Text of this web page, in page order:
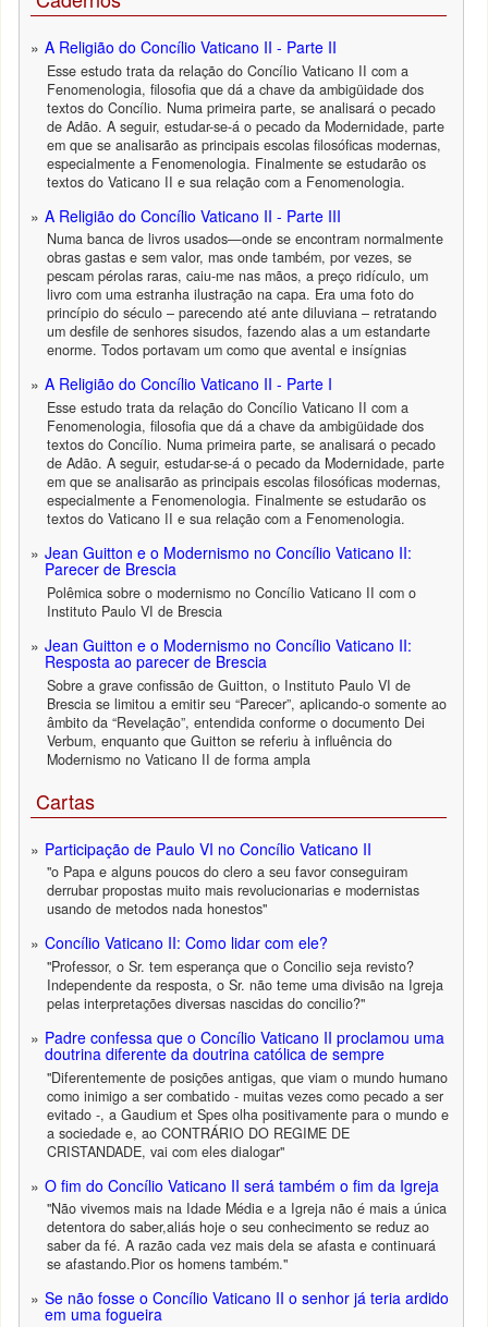
A Religião do Concílio Vaticano II - Parte II
Esse estudo trata da relação do Concílio Vaticano II com a
Fenomenologia, filosofia que dá a chave da ambigüidade dos
textos do Concílio. Numa primeira parte, se analisará o pecado
de Adão. A seguir, estudar-se-á o pecado da Modernidade, parte
em que se analisarão as principais escolas filosóficas modernas,
especialmente a Fenomenologia. Finalmente se estudarão os
textos do Vaticano II e sua relação com a Fenomenologia.
A Religião do Concílio Vaticano II - Parte III
Numa banca de livros usados—onde se encontram normalmente
obras gastas e sem valor, mas onde também, por vezes, se
pescam pérolas raras, caiu-me nas mãos, a preço ridículo, um
livro com uma estranha ilustração na capa. Era uma foto do
princípio do século – parecendo até ante diluviana – retratando
um desfile de senhores sisudos, fazendo alas a um estandarte
enorme. Todos portavam um como que avental e insígnias
A Religião do Concílio Vaticano II - Parte I
Esse estudo trata da relação do Concílio Vaticano II com a
Fenomenologia, filosofia que dá a chave da ambigüidade dos
textos do Concílio. Numa primeira parte, se analisará o pecado
de Adão. A seguir, estudar-se-á o pecado da Modernidade, parte
em que se analisarão as principais escolas filosóficas modernas,
especialmente a Fenomenologia. Finalmente se estudarão os
textos do Vaticano II e sua relação com a Fenomenologia.
Jean Guitton e o Modernismo no Concílio Vaticano II:
Parecer de Brescia
Polêmica sobre o modernismo no Concílio Vaticano II com o
Instituto Paulo VI de Brescia
Jean Guitton e o Modernismo no Concílio Vaticano II:
Resposta ao parecer de Brescia
Sobre a grave confissão de Guitton, o Instituto Paulo VI de
Brescia se limitou a emitir seu “Parecer”, aplicando-o somente ao
âmbito da “Revelação”, entendida conforme o documento Dei
Verbum, enquanto que Guitton se referiu à influência do
Modernismo no Vaticano II de forma ampla
Cartas
Participação de Paulo VI no Concílio Vaticano II
"o Papa e alguns poucos do clero a seu favor conseguiram
derrubar propostas muito mais revolucionarias e modernistas
usando de metodos nada honestos"
Concílio Vaticano II: Como lidar com ele?
"Professor, o Sr. tem esperança que o Concilio seja revisto?
Independente da resposta, o Sr. não teme uma divisão na Igreja
pelas interpretações diversas nascidas do concilio?"
Padre confessa que o Concílio Vaticano II proclamou uma
doutrina diferente da doutrina católica de sempre
"Diferentemente de posições antigas, que viam o mundo humano
como inimigo a ser combatido - muitas vezes como pecado a ser
evitado -, a Gaudium et Spes olha positivamente para o mundo e
a sociedade e, ao CONTRÁRIO DO REGIME DE
CRISTANDADE, vai com eles dialogar"
O fim do Concílio Vaticano II será também o fim da Igreja
"Não vivemos mais na Idade Média e a Igreja não é mais a única
detentora do saber,aliás hoje o seu conhecimento se reduz ao
saber da fé. A razão cada vez mais dela se afasta e continuará
se afastando.Pior os homens também."
Se não fosse o Concílio Vaticano II o senhor já teria ardido
em uma fogueira